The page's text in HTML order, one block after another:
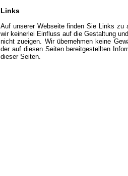
Links
Auf unserer Webseite finden Sie Links zu
wir keinerlei Einfluss auf die Gestaltung
nicht zueigen. Wir übernehmen keine
der auf diesen Seiten bereitgestellten
dieser Seiten.